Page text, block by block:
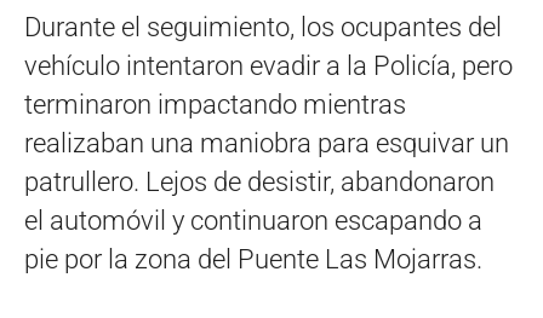
Durante el seguimiento, los ocupantes del
vehículo intentaron evadir a la Policía, pero
terminaron impactando mientras
realizaban una maniobra para esquivar un
patrullero. Lejos de desistir, abandonaron
el automóvil y continuaron escapando a
pie por la zona del Puente Las Mojarras.